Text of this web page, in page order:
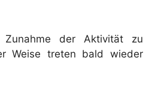
der Aktivität zu
Weise treten bald wieder